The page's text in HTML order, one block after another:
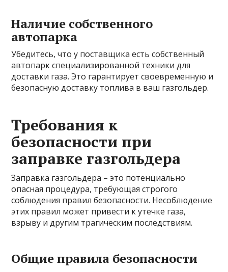
Наличие собственного
автопарка
Убедитесь, что у поставщика есть собственный
автопарк специализированной техники для
доставки газа. Это гарантирует своевременную и
безопасную доставку топлива в ваш газгольдер.
Требования к
безопасности при
заправке газгольдера
Заправка газгольдера – это потенциально
опасная процедура, требующая строгого
соблюдения правил безопасности. Несоблюдение
этих правил может привести к утечке газа,
взрыву и другим трагическим последствиям.
Общие правила безопасности